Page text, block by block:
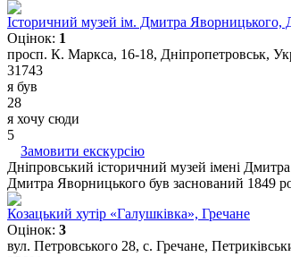
Історичний музей ім. Дмитра Яворницького,
Оцінок: 1
просп. К. Маркса, 16-18, Дніпропетровськ,
31743
я був
28
я хочу сюди
5
Замовити екскурсію
Дніпровський історичний музей імені
Дмитра Яворницького був заснований 1849
Козацький хутір «Галушківка», Гречане
Оцінок: 3
вул. Петровського 28, с. Гречане,